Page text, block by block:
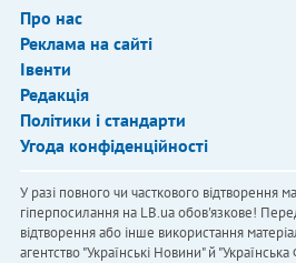
Про нас
Реклама на сайті
Івенти
Редакція
Політики і стандарти
Угода конфіденційності
У разі повного чи часткового відтворення
гіперпосилання на LB.ua обов'язкове!
відтворення або інше використання
агентство "Українськi Новини" й